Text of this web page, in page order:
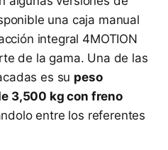
una caja manual
integral 4MOTION
de la gama. Una de las
es su peso
3,500 kg con freno
entre los referentes